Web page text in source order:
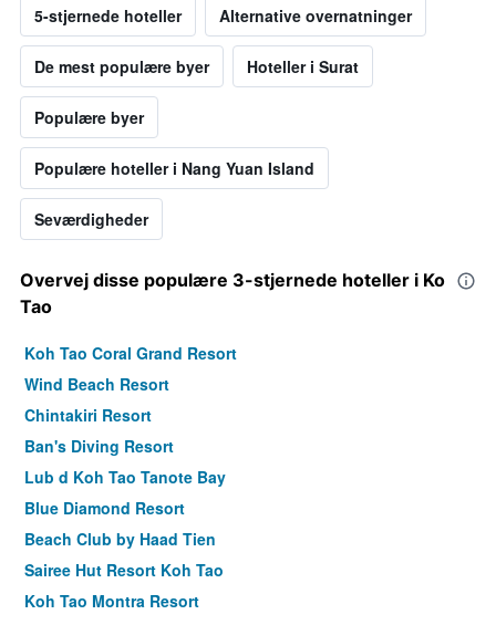
5-stjernede hoteller Alternative overnatninger
De mest populære byer Hoteller i Surat
Populære byer
Populære hoteller i Nang Yuan Island
Seværdigheder
Overvej disse populære 3-stjernede hoteller i Ko
Tao
Koh Tao Coral Grand Resort
Wind Beach Resort
Chintakiri Resort
Ban's Diving Resort
Lub d Koh Tao Tanote Bay
Blue Diamond Resort
Beach Club by Haad Tien
Sairee Hut Resort Koh Tao
Koh Tao Montra Resort